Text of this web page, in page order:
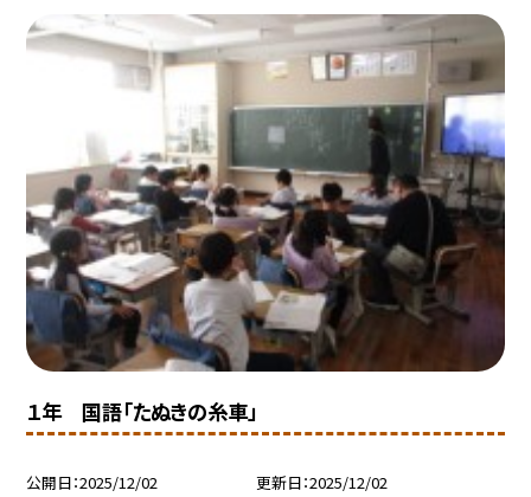
１年 国語「たぬきの糸車」
公開日 2025/12/02 更新日 2025/12/02